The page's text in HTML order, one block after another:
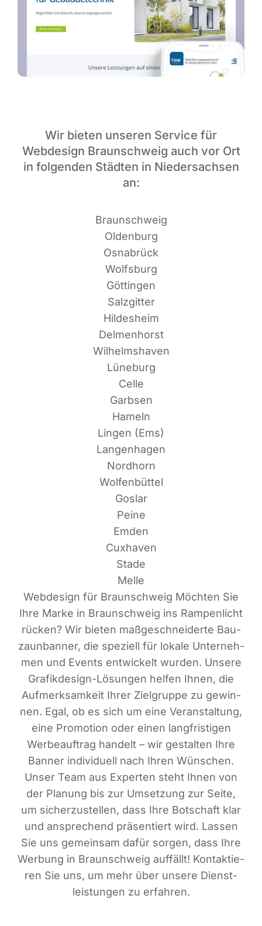
Wir bieten unseren Service für
Webdesign Braunschweig auch vor Ort
in folgenden Städten in Niedersachsen
an:
Braun­schweig
Oldenburg
Osnabrück
Wolfsburg
Göttingen
Salzgitter
Hildesheim
Delmenhorst
Wilhelmshaven
Lüneburg
Celle
Garbsen
Hameln
Lin­gen (Ems)
Langenhagen
Nordhorn
Wolfenbüttel
Goslar
Peine
Emden
Cuxhaven
Stade
Melle
Web­de­sign für Braun­schweig Möch­ten Sie
Ihre Mar­ke in Braun­schweig ins Ram­pen­licht
rücken? Wir bie­ten maß­ge­schnei­der­te Bau­
zaun­ban­ner, die spe­zi­ell für loka­le Unter­neh­
men und Events ent­wi­ckelt wur­den. Unse­re
Gra­fik­de­sign-Lösun­gen hel­fen Ihnen, die
Auf­merk­sam­keit Ihrer Ziel­grup­pe zu gewin­
nen. Egal, ob es sich um eine Ver­an­stal­tung,
eine Pro­mo­ti­on oder einen lang­fris­ti­gen
Wer­be­auf­trag han­delt – wir gestal­ten Ihre
Ban­ner indi­vi­du­ell nach Ihren Wün­schen.
Unser Team aus Exper­ten steht Ihnen von
der Pla­nung bis zur Umset­zung zur Sei­te,
um sicher­zu­stel­len, dass Ihre Bot­schaft klar
und anspre­chend prä­sen­tiert wird. Las­sen
Sie uns gemein­sam dafür sor­gen, dass Ihre
Wer­bung in Braun­schweig auf­fällt! Kon­tak­tie­
ren Sie uns, um mehr über unse­re Dienst­
leis­tun­gen zu erfahren.